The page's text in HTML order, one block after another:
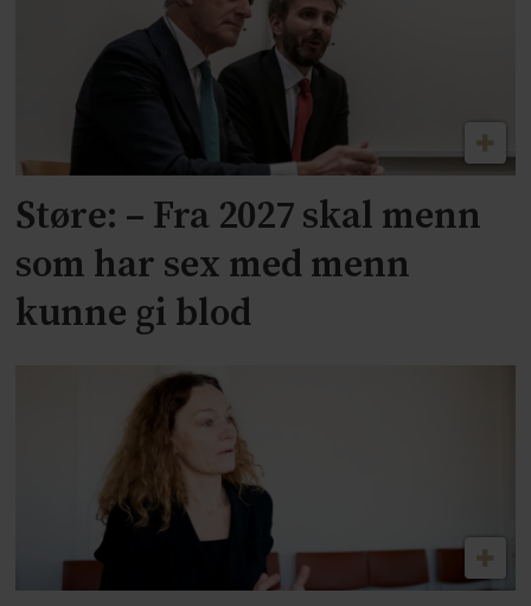
Støre: – Fra 2027 skal menn
som har sex med menn
kunne gi blod